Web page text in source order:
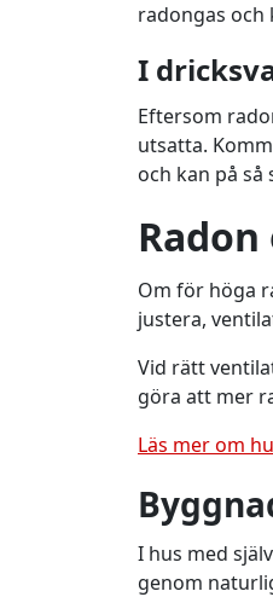
radongas och
I
Eftersom
utsatta.
och kan på så
Om för höga
justera,
Vid rätt
göra att mer
Läs mer om
I hus med
genom